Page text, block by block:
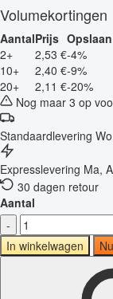
Volumekortingen
AantalPrijs Opslaan
2+
2,53 €-4%
10+
2,40 €-9%
20+
2,11 €-20%
Nog maar 3 op
Standaardlevering
Expresslevering Ma,
30 dagen retour
Aantal
-
In winkelwagen